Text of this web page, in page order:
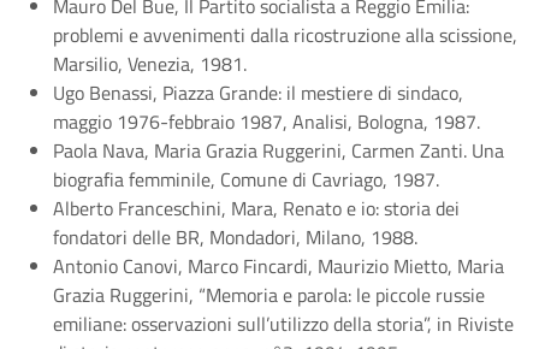
Mauro Del Bue, Il Partito socialista a Reggio Emilia:
problemi e avvenimenti dalla ricostruzione alla scissione,
Marsilio, Venezia, 1981.
Ugo Benassi, Piazza Grande: il mestiere di sindaco,
maggio 1976-febbraio 1987, Analisi, Bologna, 1987.
Paola Nava, Maria Grazia Ruggerini, Carmen Zanti. Una
biografia femminile, Comune di Cavriago, 1987.
Alberto Franceschini, Mara, Renato e io: storia dei
fondatori delle BR, Mondadori, Milano, 1988.
Antonio Canovi, Marco Fincardi, Maurizio Mietto, Maria
Grazia Ruggerini, “Memoria e parola: le piccole russie
emiliane: osservazioni sull’utilizzo della storia”, in Riviste